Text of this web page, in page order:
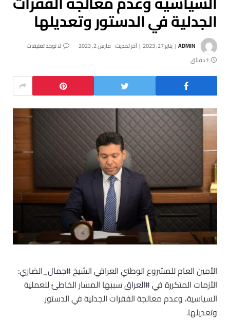
الجدلية في الدستور وتعديلها
ADMIN يناير 27, 2023 آخر تحديث: مارس 2, 2023
لا توجد تعليقات
1 دقائق
الأمين العام للمشروع الوطني العراقي الشيخ#جمال_الضاري:
الأزمات المتكررة في ‫#العراق‬ سببها المسار الخاطئ للعملية
السياسية، وعدم معالجة الفقرات الجدلية في الدستور
وتعديلها.